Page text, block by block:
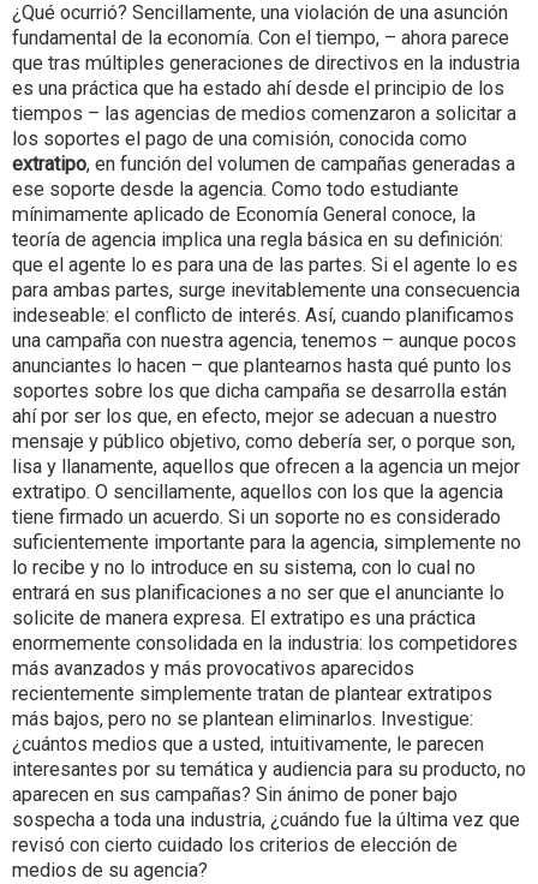
¿Qué ocurrió? Sencillamente, una violación de una asunción
fundamental de la economía. Con el tiempo, – ahora parece
que tras múltiples generaciones de directivos en la industria
es una práctica que ha estado ahí desde el principio de los
tiempos – las agencias de medios comenzaron a solicitar a
los soportes el pago de una comisión, conocida como
extratipo, en función del volumen de campañas generadas a
ese soporte desde la agencia. Como todo estudiante
mínimamente aplicado de Economía General conoce, la
teoría de agencia implica una regla básica en su definición:
que el agente lo es para una de las partes. Si el agente lo es
para ambas partes, surge inevitablemente una consecuencia
indeseable: el conflicto de interés. Así, cuando planificamos
una campaña con nuestra agencia, tenemos – aunque pocos
anunciantes lo hacen – que plantearnos hasta qué punto los
soportes sobre los que dicha campaña se desarrolla están
ahí por ser los que, en efecto, mejor se adecuan a nuestro
mensaje y público objetivo, como debería ser, o porque son,
lisa y llanamente, aquellos que ofrecen a la agencia un mejor
extratipo. O sencillamente, aquellos con los que la agencia
tiene firmado un acuerdo. Si un soporte no es considerado
suficientemente importante para la agencia, simplemente no
lo recibe y no lo introduce en su sistema, con lo cual no
entrará en sus planificaciones a no ser que el anunciante lo
solicite de manera expresa. El extratipo es una práctica
enormemente consolidada en la industria: los competidores
más avanzados y más provocativos aparecidos
recientemente simplemente tratan de plantear extratipos
más bajos, pero no se plantean eliminarlos. Investigue:
¿cuántos medios que a usted, intuitivamente, le parecen
interesantes por su temática y audiencia para su producto, no
aparecen en sus campañas? Sin ánimo de poner bajo
sospecha a toda una industria, ¿cuándo fue la última vez que
revisó con cierto cuidado los criterios de elección de
medios de su agencia?